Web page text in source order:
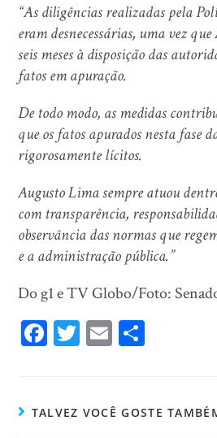
“As diligências realizadas pela
eram desnecessárias, uma vez
seis meses à disposição das
fatos em apuração.
De todo modo, as medidas
que os fatos apurados nesta fase
rigorosamente lícitos.
Augusto Lima sempre atuou
com transparência,
observância das normas que
e a administração pública.”
Do g1 e TV Globo/Foto:
Fa
ok
T
er
E
TALVEZ VOCÊ GOSTE